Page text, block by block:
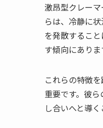
激昂型クレー
らは、冷静に
を発散するこ
す傾向にありま
これらの特徴
重要です。彼
し合いへと導く